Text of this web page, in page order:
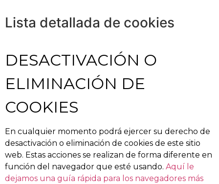
Lista detallada de cookies
DESACTIVACIÓN O
ELIMINACIÓN DE
COOKIES
En cualquier momento podrá ejercer su derecho de
desactivación o eliminación de cookies de este sitio
web. Estas acciones se realizan de forma diferente en
función del navegador que esté usando. Aquí le
dejamos una guía rápida para los navegadores más